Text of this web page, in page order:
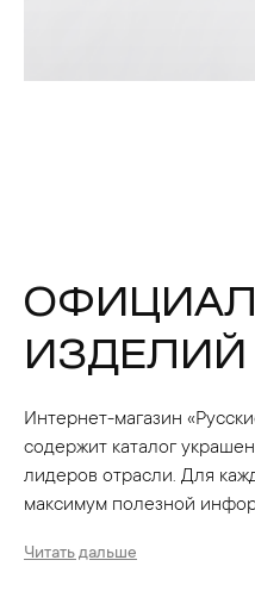
ИЗДЕЛИЙ
Интернет-магазин
содержит каталог
лидеров отрасли. Для
максимум полезной
Читать дальше